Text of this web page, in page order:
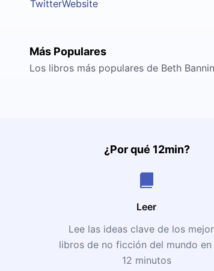
TwitterWebsite
Más Populares
Los libros más populares de Beth
¿Por qué 12min?
Leer
Lee las ideas clave de los
libros de no ficción del mundo en
12 minutos